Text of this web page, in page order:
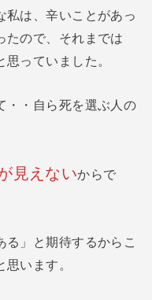
私は、辛いことがあっ
たので、それまでは
思っていました。
・・自ら死を選ぶ人の
見えないからで
る」と期待するからこ
います。